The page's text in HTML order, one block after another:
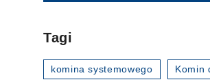
Tagi
komina systemowego Komin